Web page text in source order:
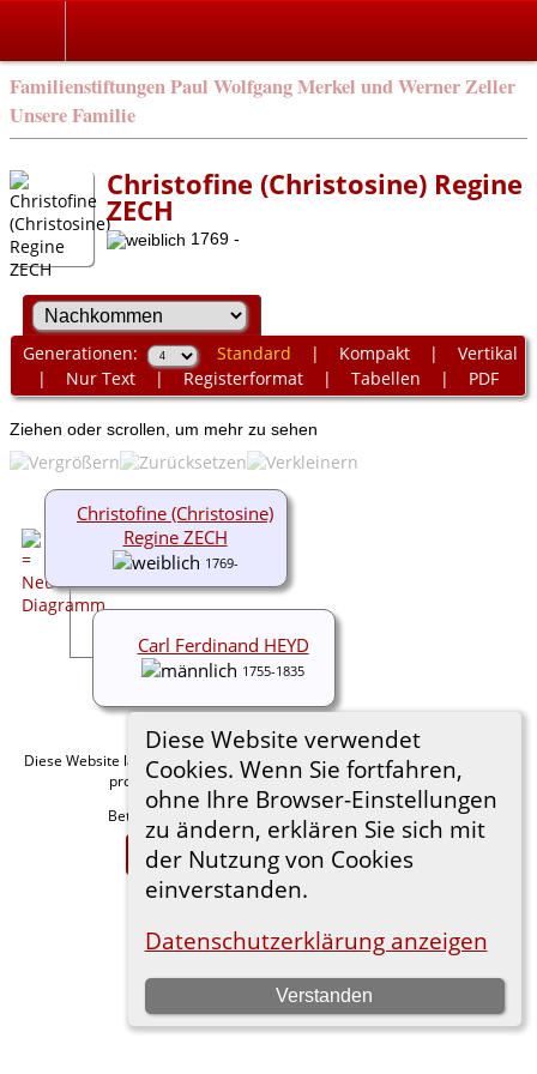
Familienstiftungen Paul Wolfgang Merkel und Werner Zeller
Unsere Familie
Diese Website verwendet
Cookies. Wenn Sie fortfahren,
ohne Ihre Browser-Einstellungen
zu ändern, erklären Sie sich mit
der Nutzung von Cookies
einverstanden.
Datenschutzerklärung anzeigen
Verstanden
Christofine (Christosine) Regine
ZECH
1769 -
Generationen: Standard | Kompakt| Vertikal
| Nur Text| Registerformat| Tabellen | PDF
Ziehen oder scrollen, um mehr zu sehen
Christofine (Christosine)
Regine ZECH
1769-
Carl Ferdinand HEYD
1755-1835
Diese Website läuft mit The Next Generation of Genealogy Sitebuilding
programmiert von Darrin Lythgoe © 2001-2026.
Betreut von
. |
Zur Desktop-Webseite wechseln